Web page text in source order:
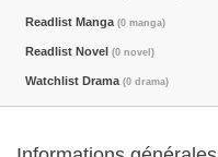
Readlist Manga (0 manga)
Readlist Novel (0 novel)
Watchlist Drama (0 drama)